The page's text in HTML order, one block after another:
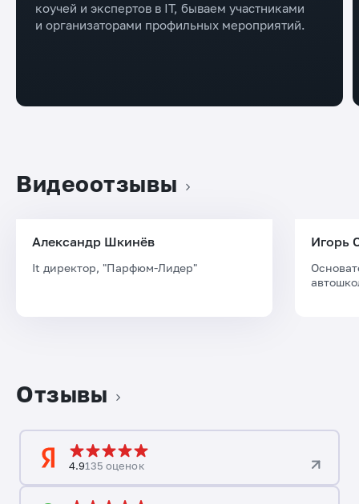
коучей и экспертов в IT, бываем участниками
и организаторами профильных мероприятий.
Видеоотзывы
Александр Шкинёв
It директор, "Парфюм-Лидер"
Игорь
Отзывы
4.9135 оценок